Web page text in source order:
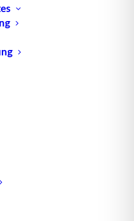
Software von
immer die
in hohem Maße